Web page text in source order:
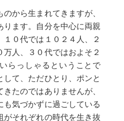
のから生まれてきますが、
ります。自分を中心に両親
１０代では１０２４人、２
万人、３０代ではおよそ２
らっしゃるということで
して、ただひとり、ポンと
たのではありませんが、
も気づかずに過ごしている
がそれぞれの時代を生き抜